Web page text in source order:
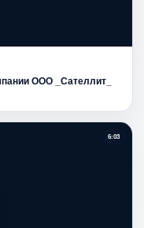
ООО _Сателлит_
6:03